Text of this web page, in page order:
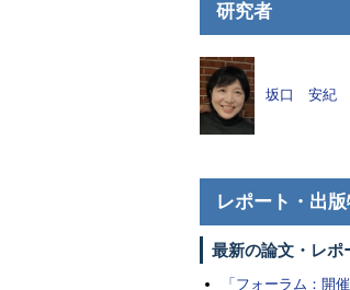
研究者
坂口 安紀
レポート・出
最新の論文・レポ
「フォーラム：開